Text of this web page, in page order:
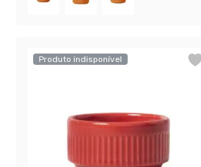
Produto indisponível